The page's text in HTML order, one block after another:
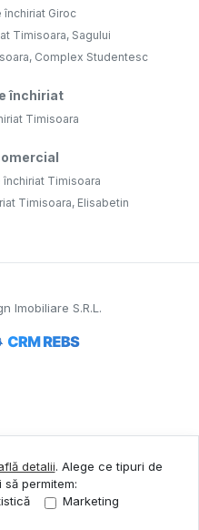
Giroc
Timisoara, Sagului
Complex Studentesc
închiriat
Timisoara
Timisoara
Timisoara, Elisabetin
Imobiliare S.R.L.
detalii. Alege ce tipuri de
permitem:
Marketing